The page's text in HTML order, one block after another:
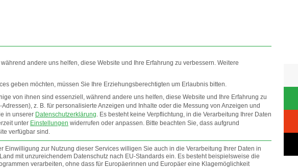
INFOS NEWSLETTER JOBS AGB
SCHWERIN 2.11.2019 FOTOS
andere uns helfen, diese Website und Ihre Erfahrung zu verbessern. Weitere
geben möchten, müssen Sie Ihre Erziehungsberechtigten um Erlaubnis bitten.
von ihnen sind essenziell, während andere uns helfen, diese Website und Ihre Erfahrung zu
z. B. für personalisierte Anzeigen und Inhalte oder die Messung von Anzeigen und
in unserer Datenschutzerklärung. Es besteht keine Verpflichtung, in die Verarbeitung Ihrer Daten
unter Einstellungen widerrufen oder anpassen. Bitte beachten Sie, dass aufgrund
verfügbar sind.
zur Nutzung dieser Services willigen Sie auch in die Verarbeitung Ihrer Daten in
mit unzureichendem Datenschutz nach EU-Standards ein. Es besteht beispielsweise die
verarbeiten, ohne dass für Europäerinnen und Europäer eine Klagemöglichkeit